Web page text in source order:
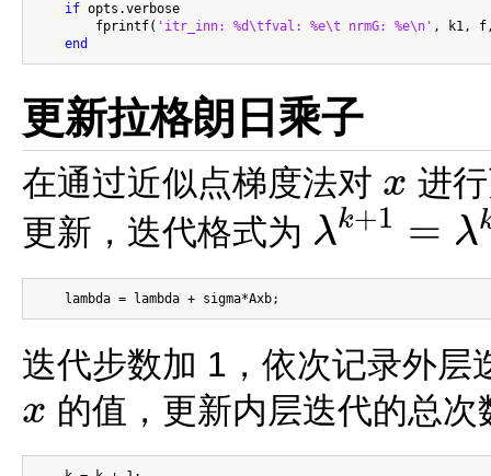
if opts.verbose
        fprintf(
'itr_inn: %d\tfval: %e\t nrmG: %e\n' , k1,
end
更新拉格朗日乘子
在通过近似点梯度法对 x
x
进
更新，迭代格式为 λk+1 = λ
λk+ k+1−
迭代步数加 1，依次记录外层
x
x 的值，更新内层迭代的总次